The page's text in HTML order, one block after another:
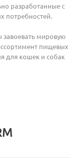
разработанные с
потребностей.
завоевать мировую
пищевых
для кошек и собак